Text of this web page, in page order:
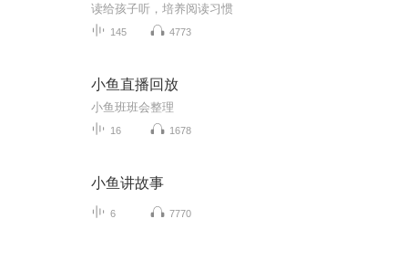
读给孩子听，培养阅读习惯
145 4773
小鱼直播回放
小鱼班班会整理
16 1678
小鱼讲故事
6 7770